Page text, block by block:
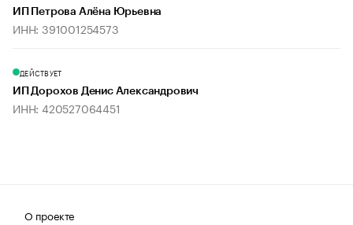
ИП Петрова Алёна Юрьевна
ИНН: 391001254573
ДЕЙСТВУЕТ
ИП Дорохов Денис Александрович
ИНН: 420527064451
О проекте